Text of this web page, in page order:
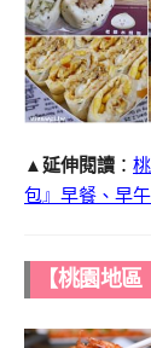
▲延伸閱讀 ：
包』早餐、早
【桃園地區